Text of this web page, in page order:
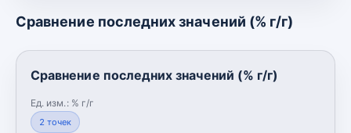
Сравнение последних значений (% г/г)
Сравнение последних значений (% г/г)
Ед. изм.: % г/г
2 точек